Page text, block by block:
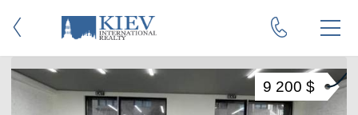
9 200 $